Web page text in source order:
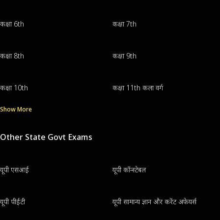
कक्षा 6th कक्षा 7th
कक्षा 8th कक्षा 9th
कक्षा 10th कक्षा 11th कला वर्ग
Show More
Other State Govt Exams
यूपी एसआई यूपी कॉन्स्टेबल
यूपी पीईटी यूपी सामान्य ज्ञान और करेंट अफेयर्स